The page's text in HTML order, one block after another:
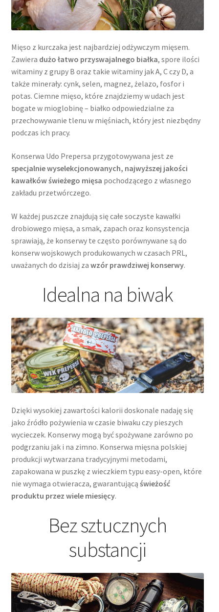
Mięso z kurczaka jest najbardziej odżywczym mięsem.
Zawiera dużo łatwo przyswajalnego białka, spore ilości
witaminy z grupy B oraz takie witaminy jak A, C czy D, a
także minerały: cynk, selen, magnez, żelazo, fosfor i
potas. Ciemne mięso, które znajdziemy w udach jest
bogate w mioglobinę – białko odpowiedzialne za
przechowywanie tlenu w mięśniach, który jest niezbędny
podczas ich pracy.
Konserwa Udo Prepersa przygotowywana jest ze
specjalnie wyselekcjonowanych, najwyższej jakości
kawałków świeżego mięsa pochodzącego z własnego
zakładu przetwórczego.
W każdej puszcze znajdują się całe soczyste kawałki
drobiowego mięsa, a smak, zapach oraz konsystencja
sprawiają, że konserwy te często porównywane są do
konserw wojskowych produkowanych w czasach PRL,
uważanych do dzisiaj za wzór prawdziwej konserwy.
Idealna na biwak
Dzięki wysokiej zawartości kalorii doskonale nadaję się
jako źródło pożywienia w czasie biwaku czy pieszych
wycieczek. Konserwy mogą być spożywane zarówno po
podgrzaniu jak i na zimno. Konserwa mięsna polskiej
produkcji wytwarzana tradycyjnymi metodami,
zapakowana w puszkę z wieczkiem typu easy-open, które
nie wymaga otwieracza, gwarantującą świeżość
produktu przez wiele miesięcy.
Bez sztucznych
substancji